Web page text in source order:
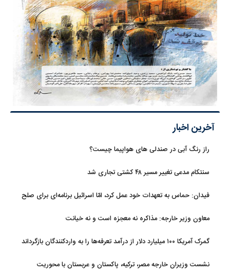
آخرین اخبار
راز رنگ آبی در صندلی های هواپیما چیست؟
سنتکام مدعی تغییر مسیر ۴۸ کشتی تجاری شد
فیدان: حماس به تعهدات خود عمل کرد، امّا اسرائیل برنامه‌ای برای صلح
معاون وزیر خارجه: مذاکره نه معجزه است و نه خیانت
گمرک آمریکا ۱۰۰ میلیارد دلار از درآمد تعرفه‌ها را به واردکنندگان بازگرداند
نشست وزیران خارجه مصر، ترکیه، پاکستان و عربستان با محوریت